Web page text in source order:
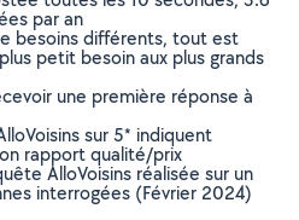
par an
besoins différents, tout est
petit besoin aux plus grands
une première réponse à
sur 5* indiquent
rapport qualité/prix
AlloVoisins réalisée sur un
interrogées (Février 2024)